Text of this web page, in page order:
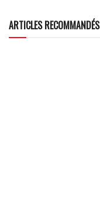
ARTICLES RECOMMANDÉS